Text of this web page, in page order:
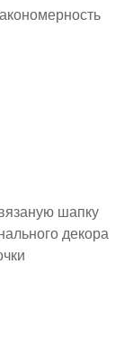
шапку
декора